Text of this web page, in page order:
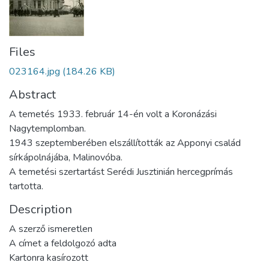
Files
023164.jpg (184.26 KB)
Abstract
A temetés 1933. február 14-én volt a Koronázási
Nagytemplomban.
1943 szeptemberében elszállították az Apponyi család
sírkápolnájába, Malinovóba.
A temetési szertartást Serédi Jusztinián hercegprímás
tartotta.
Description
A szerző ismeretlen
A címet a feldolgozó adta
Kartonra kasírozott